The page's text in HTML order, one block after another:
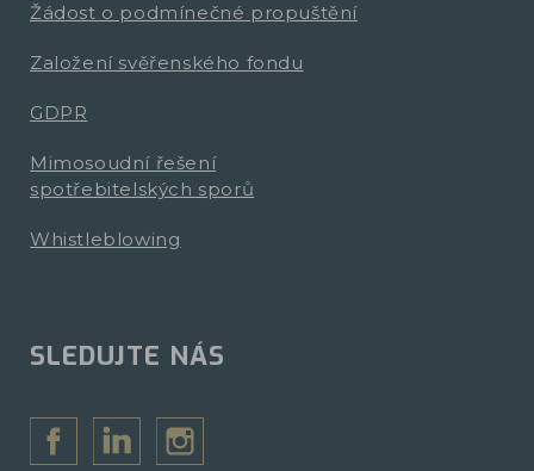
Žádost o podmínečné propuštění
Založení svěřenského fondu
GDPR
Mimosoudní řešení
spotřebitelských sporů
Whistleblowing
SLEDUJTE NÁS